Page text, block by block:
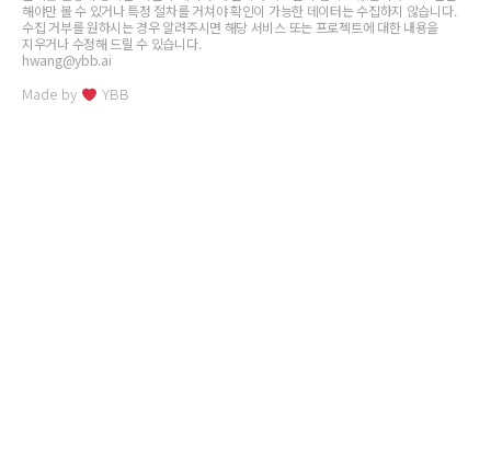
해야만 볼 수 있거나 특정 절차를 거쳐야 확인이 가능한 데이터는 수집하지 않습니다.
수집 거부를 원하시는 경우 알려주시면 해당 서비스 또는 프로젝트에 대한 내용을
지우거나 수정해 드릴 수 있습니다.
hwang@ybb.ai
Made by YBB